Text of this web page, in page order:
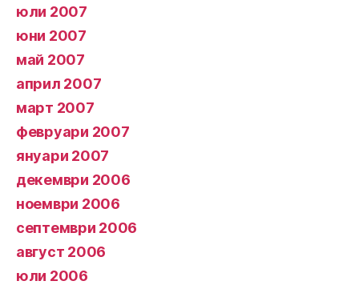
юли 2007
юни 2007
май 2007
април 2007
март 2007
февруари 2007
януари 2007
декември 2006
ноември 2006
септември 2006
август 2006
юли 2006